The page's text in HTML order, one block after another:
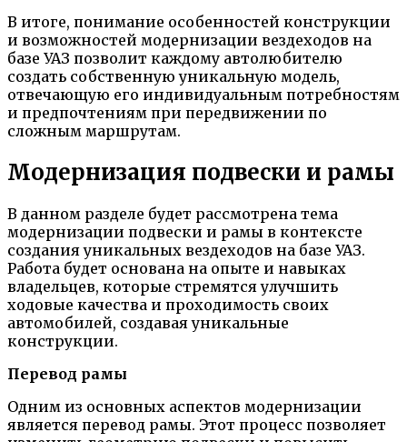
В итоге, понимание особенностей конструкции
и возможностей модернизации вездеходов на
базе УАЗ позволит каждому автолюбителю
создать собственную уникальную модель,
отвечающую его индивидуальным потребностям
и предпочтениям при передвижении по
сложным маршрутам.
Модернизация подвески и рамы
В данном разделе будет рассмотрена тема
модернизации подвески и рамы в контексте
создания уникальных вездеходов на базе УАЗ.
Работа будет основана на опыте и навыках
владельцев, которые стремятся улучшить
ходовые качества и проходимость своих
автомобилей, создавая уникальные
конструкции.
Перевод рамы
Одним из основных аспектов модернизации
является перевод рамы. Этот процесс позволяет